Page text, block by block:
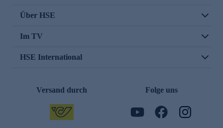
Über HSE
Im TV
HSE International
Versand durch Folge uns